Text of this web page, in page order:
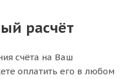
расчёт
счёта на Ваш
оплатить его в любом